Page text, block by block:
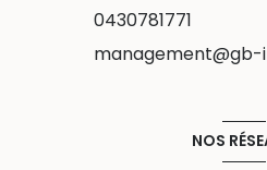
0430781771
NOS